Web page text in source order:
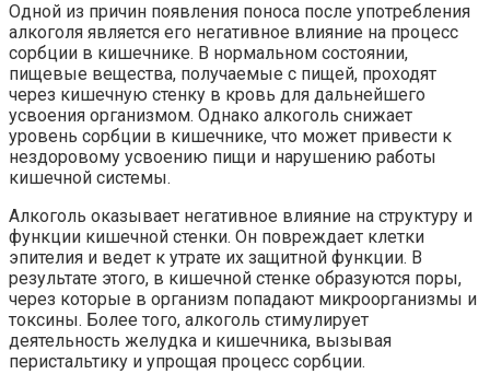
Одной из причин появления поноса после употребления
алкоголя является его негативное влияние на процесс
сорбции в кишечнике. В нормальном состоянии,
пищевые вещества, получаемые с пищей, проходят
через кишечную стенку в кровь для дальнейшего
усвоения организмом. Однако алкоголь снижает
уровень сорбции в кишечнике, что может привести к
нездоровому усвоению пищи и нарушению работы
кишечной системы.
Алкоголь оказывает негативное влияние на структуру и
функции кишечной стенки. Он повреждает клетки
эпителия и ведет к утрате их защитной функции. В
результате этого, в кишечной стенке образуются поры,
через которые в организм попадают микроорганизмы и
токсины. Более того, алкоголь стимулирует
деятельность желудка и кишечника, вызывая
перистальтику и упрощая процесс сорбции.